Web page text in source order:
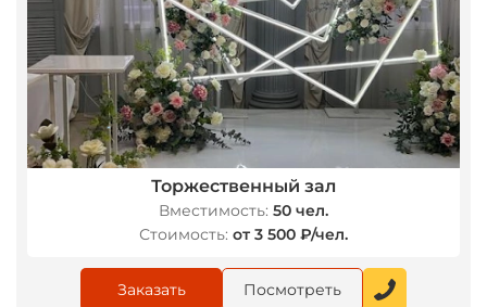
Торжественный зал
Вместимость: 50 чел.
Стоимость: от 3 500 ₽/чел.
Заказать Посмотреть
*